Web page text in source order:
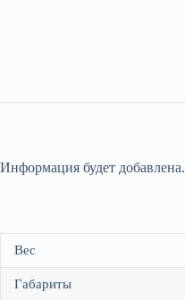
Информация будет добавлена.
Вес
Габариты